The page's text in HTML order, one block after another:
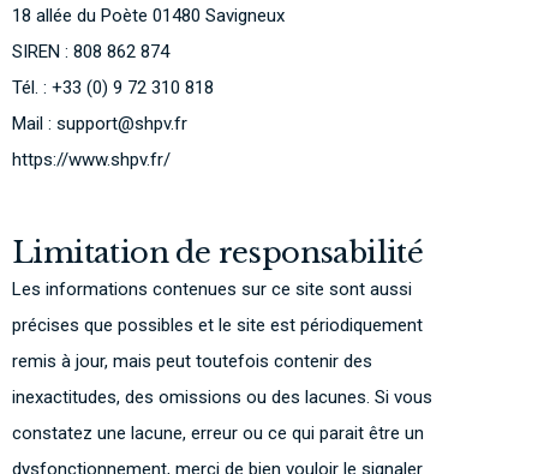
18 allée du Poète 01480 Savigneux
SIREN : 808 862 874
Tél. : +33 (0) 9 72 310 818
Mail : support@shpv.fr
https://www.shpv.fr/
Limitation de responsabilité
Les informations contenues sur ce site sont aussi
précises que possibles et le site est périodiquement
remis à jour, mais peut toutefois contenir des
inexactitudes, des omissions ou des lacunes. Si vous
constatez une lacune, erreur ou ce qui parait être un
dysfonctionnement, merci de bien vouloir le signaler